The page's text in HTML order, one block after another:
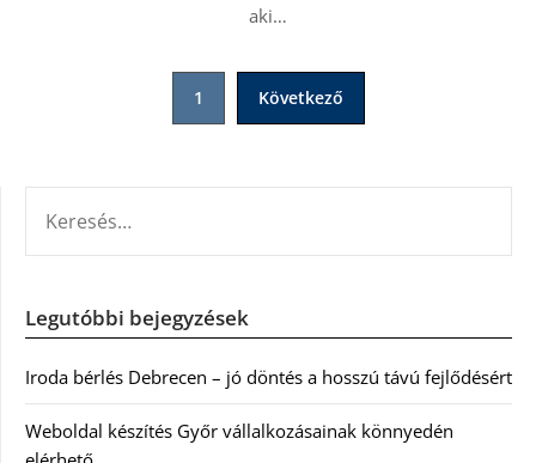
aki…
1 Következő
Legutóbbi bejegyzések
Iroda bérlés Debrecen – jó döntés a hosszú távú fejlődésért
Weboldal készítés Győr vállalkozásainak könnyedén